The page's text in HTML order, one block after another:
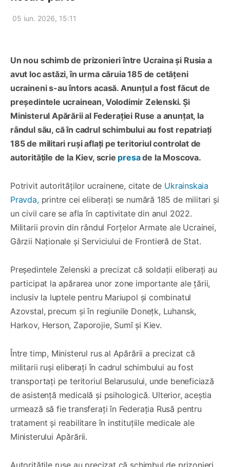
05 iun. 2026, 15:11
Un nou schimb de prizonieri între Ucraina și Rusia a
avut loc astăzi, în urma căruia 185 de cetățeni
ucraineni s-au întors acasă. Anunțul a fost făcut de
președintele ucrainean, Volodimir Zelenski. Și
Ministerul Apărării al Federației Ruse a anunțat, la
rândul său, că în cadrul schimbului au fost repatriați
185 de militari ruși aflați pe teritoriul controlat de
autoritățile de la Kiev, scrie presade la Moscova.
Potrivit autorităților ucrainene, citate de Ukrainskaia
Pravda,printre cei eliberați se numără 185 de militari și
un civil care se afla în captivitate din anul 2022.
Militarii provin din rândul Forțelor Armate ale Ucrainei,
Gărzii Naționale și Serviciului de Frontieră de Stat.
Președintele Zelenski a precizat că soldații eliberați au
participat la apărarea unor zone importante ale țării,
inclusiv la luptele pentru Mariupol și combinatul
Azovstal, precum și în regiunile Donețk, Luhansk,
Harkov, Herson, Zaporojie, Sumî și Kiev.
Între timp, Ministerul rus al Apărării a precizat că
militarii ruși eliberați în cadrul schimbului au fost
transportați pe teritoriul Belarusului, unde beneficiază
de asistență medicală și psihologică. Ulterior, aceștia
urmează să fie transferați în Federația Rusă pentru
tratament și reabilitare în instituțiile medicale ale
Ministerului Apărării.
Autoritățile ruse au precizat că schimbul de prizonieri